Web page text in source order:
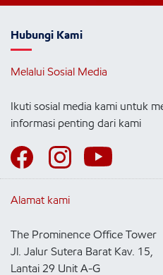
Hubungi Kami
Melalui Sosial Media
Ikuti sosial media kami untuk
informasi penting dari kami
Alamat kami
The Prominence Office Tower
Jl. Jalur Sutera Barat Kav. 15,
Lantai 29 Unit A-G